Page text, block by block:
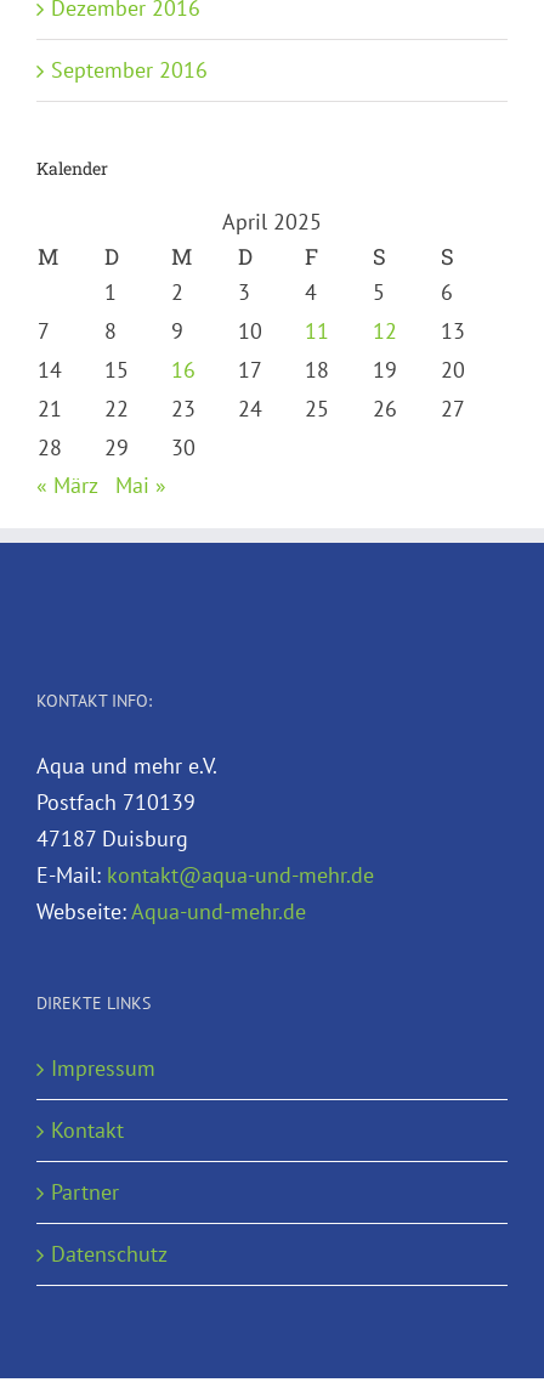
Dezember 2016
September 2016
Kalender
April 2025
M D M D F S S
1 2 3 4 5
6
7
8 9 10 11 12
13
14
15 16 17 18 19
20
21
22 23 24 25 26
27
28
29
30
« März
Mai »
KONTAKT INFO:
Aqua und mehr e.V.
Postfach 710139
47187 Duisburg
E-Mail: kontakt@aqua-und-mehr.de
Webseite:Aqua-und-mehr.de
DIREKTE LINKS
Impressum
Kontakt
Partner
Datenschutz